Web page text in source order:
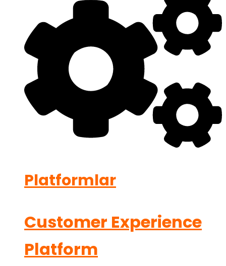
Platformlar
Customer Experience
Platform